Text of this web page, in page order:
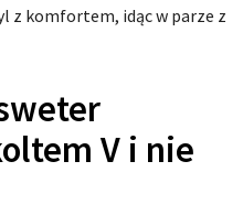
z komfortem, idąc w parze z
V i nie